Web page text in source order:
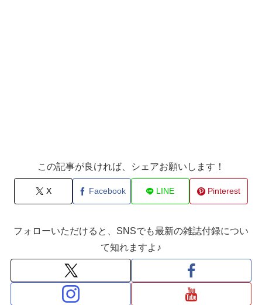
この記事が良ければ、シェアお願いします！
X Facebook LINE Pinterest
フォローいただけると、SNSでも最新の雑誌付録につい
て知れますよ♪